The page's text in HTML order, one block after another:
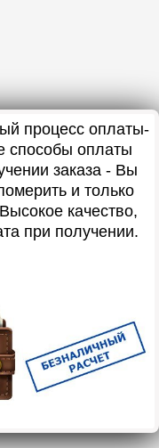
процесс оплаты-
способы оплаты
заказа - Вы
и только
качество,
при получении.